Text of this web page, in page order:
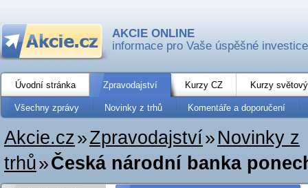
AKCIE ONLINE
informace pro Vaše úspěšné investice
Úvodní stránka Zpravodajství Kurzy CZ Kurzy
Všechny zprávy Novinky z trhů Komentáře a doporučení
Akcie.cz»Zpravodajství» Novinky z
trhů»Česká národní banka